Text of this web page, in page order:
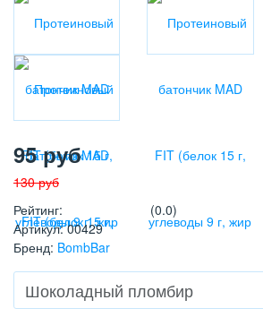
95 руб
130руб
Рейтинг:
(0.0)
Артикул:00429
Бренд: BombBar